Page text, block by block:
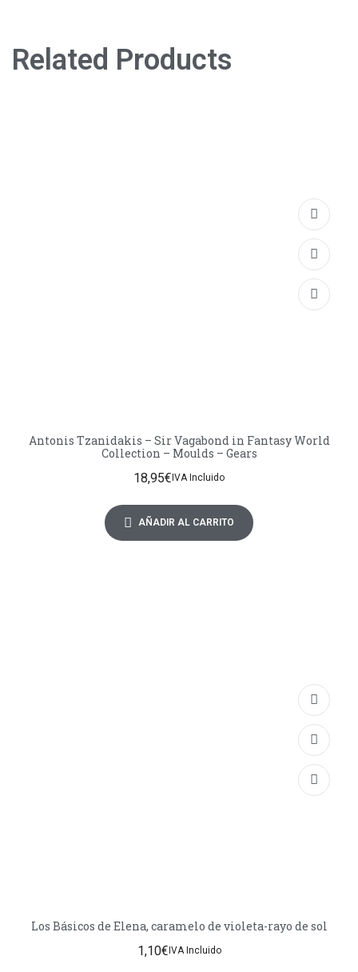
Related Products
Antonis Tzanidakis – Sir Vagabond in Fantasy World
Collection – Moulds – Gears
18,95€ IVA Incluido
AÑADIR AL CARRITO
Los Básicos de Elena, caramelo de violeta-rayo de sol
1,10€ IVA Incluido